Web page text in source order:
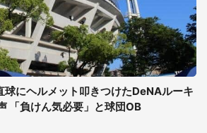
球にヘルメット叩きつけたDeNAルーキ
「負けん気必要」と球団OB